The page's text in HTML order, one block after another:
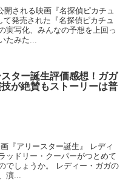
開される映画『名探偵ピカチュ
発売された『名探偵ピカチュ
実写化、みんなの予想を上回っ
たみた...
ター誕生評価感想！ガガ
が絶賛もストーリーは普
『アリースター誕生』 レディ
ッドリー・クーパーがつとめて
でしょうか。 レディー・ガガの
演...